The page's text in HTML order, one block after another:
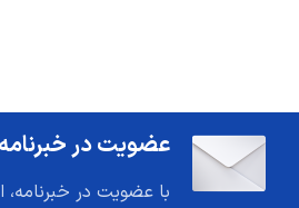
عضویت در خبرنامه
با عضویت در